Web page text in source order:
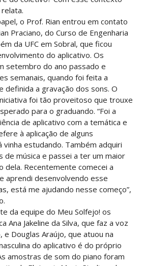
o Prof. Rian entrou em contato
Praciano, do Curso de Engenharia
da UFC em Sobral, que ficou
do aplicativo. Os
setembro do ano passado e
semanais, quando foi feita a
a gravação dos sons. O
foi tão proveitoso que trouxe
para o graduando. “Foi a
de aplicativo com a temática e
à aplicação de alguns
vinha estudando. Também adquiri
de música e passei a ter um maior
Recentemente comecei a
aprendi desenvolvendo esse
está me ajudando nesse começo”,
da equipe do Meu Solfejo! os
Ana Jakeline da Silva, que faz a voz
e Douglas Araújo, que atuou na
do aplicativo é do próprio
amostras de som do piano foram